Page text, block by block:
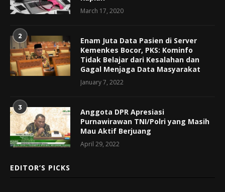
March 17, 2020
2
Enam Juta Data Pasien di Server
Kemenkes Bocor, PKS: Kominfo
Tidak Belajar dari Kesalahan dan
Gagal Menjaga Data Masyarakat
January 7, 2022
3
Anggota DPR Apresiasi
Purnawirawan TNI/Polri yang Masih
Mau Aktif Berjuang
April 29, 2022
EDITOR’S PICKS